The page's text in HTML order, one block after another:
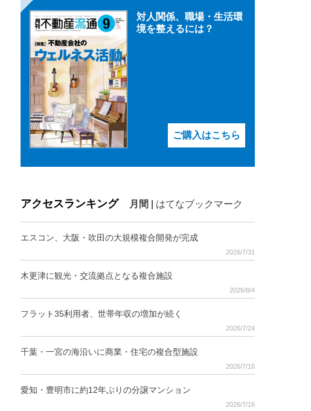
対人関係、職場・生活環
境を整えるには？
ご購入はこちら
アクセスランキング 月間 はてなブックマーク
エスコン、大阪・吹田の大規模複合開発が完成
2026/7/31
木更津に観光・交流拠点となる複合施設
2026/8/4
フラット35利用者、世帯年収の増加が続く
2026/7/24
千葉・一宮の海沿いに商業・住宅の複合型施設
2026/7/16
愛知・豊明市に約12年ぶりの分譲マンション
2026/7/16